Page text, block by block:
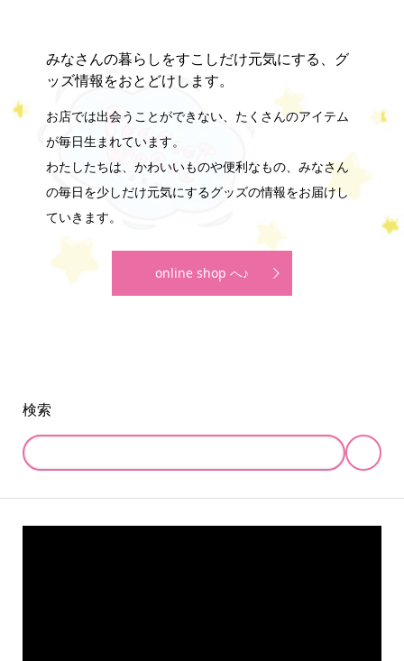
みなさんの暮らしをすこしだけ元気にする、グ
ッズ情報をおとどけします。
お店では出会うことができない、たくさんのアイテム
が毎日生まれています。
わたしたちは、かわいいものや便利なもの、みなさん
の毎日を少しだけ元気にするグッズの情報をお届けし
ていきます。
online shop へ♪
検索